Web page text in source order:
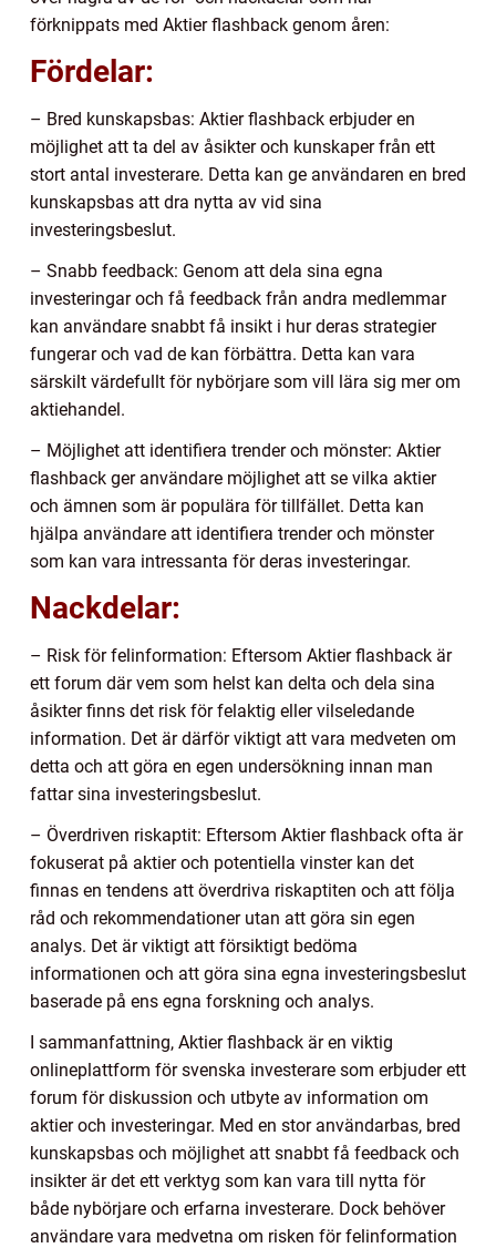
förknippats med Aktier flashback genom åren:
Fördelar:
– Bred kunskapsbas: Aktier flashback erbjuder en
möjlighet att ta del av åsikter och kunskaper från ett
stort antal investerare. Detta kan ge användaren en bred
kunskapsbas att dra nytta av vid sina
investeringsbeslut.
– Snabb feedback: Genom att dela sina egna
investeringar och få feedback från andra medlemmar
kan användare snabbt få insikt i hur deras strategier
fungerar och vad de kan förbättra. Detta kan vara
särskilt värdefullt för nybörjare som vill lära sig mer om
aktiehandel.
– Möjlighet att identifiera trender och mönster: Aktier
flashback ger användare möjlighet att se vilka aktier
och ämnen som är populära för tillfället. Detta kan
hjälpa användare att identifiera trender och mönster
som kan vara intressanta för deras investeringar.
Nackdelar:
– Risk för felinformation: Eftersom Aktier flashback är
ett forum där vem som helst kan delta och dela sina
åsikter finns det risk för felaktig eller vilseledande
information. Det är därför viktigt att vara medveten om
detta och att göra en egen undersökning innan man
fattar sina investeringsbeslut.
– Överdriven riskaptit: Eftersom Aktier flashback ofta är
fokuserat på aktier och potentiella vinster kan det
finnas en tendens att överdriva riskaptiten och att följa
råd och rekommendationer utan att göra sin egen
analys. Det är viktigt att försiktigt bedöma
informationen och att göra sina egna investeringsbeslut
baserade på ens egna forskning och analys.
I sammanfattning, Aktier flashback är en viktig
onlineplattform för svenska investerare som erbjuder ett
forum för diskussion och utbyte av information om
aktier och investeringar. Med en stor användarbas, bred
kunskapsbas och möjlighet att snabbt få feedback och
insikter är det ett verktyg som kan vara till nytta för
både nybörjare och erfarna investerare. Dock behöver
användare vara medvetna om risken för felinformation